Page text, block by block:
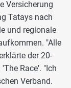
Versicherung
Tatays nach
und regionale
"Alle
der 20-
Race'. "Ich
Verband.